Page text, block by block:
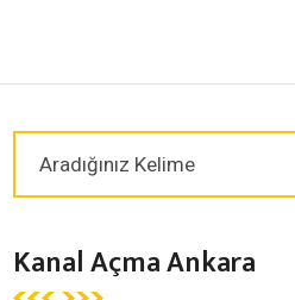
Kanal Açma Ankara